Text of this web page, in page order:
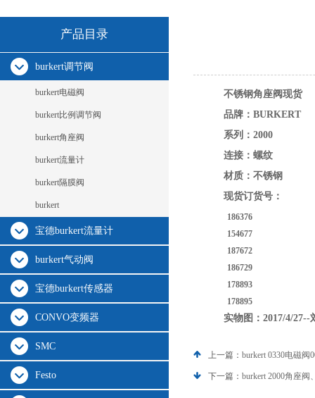
产品目录
burkert调节阀
burkert电磁阀
burkert比例调节阀
burkert角座阀
burkert流量计
burkert隔膜阀
burkert
宝德burkert流量计
burkert气动阀
宝德burkert传感器
CONVO变频器
SMC
Festo
不锈钢角座阀现货
品牌：BURKERT
系列：2000
连接：螺纹
材质：不锈钢
现货订货号：
186376
154677
187672
186729
178893
178895
实物图：2017/4/27--
上一篇： burkert 0330电磁阀
下一篇： burkert 2000角座